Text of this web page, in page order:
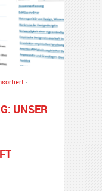
·
UNSER